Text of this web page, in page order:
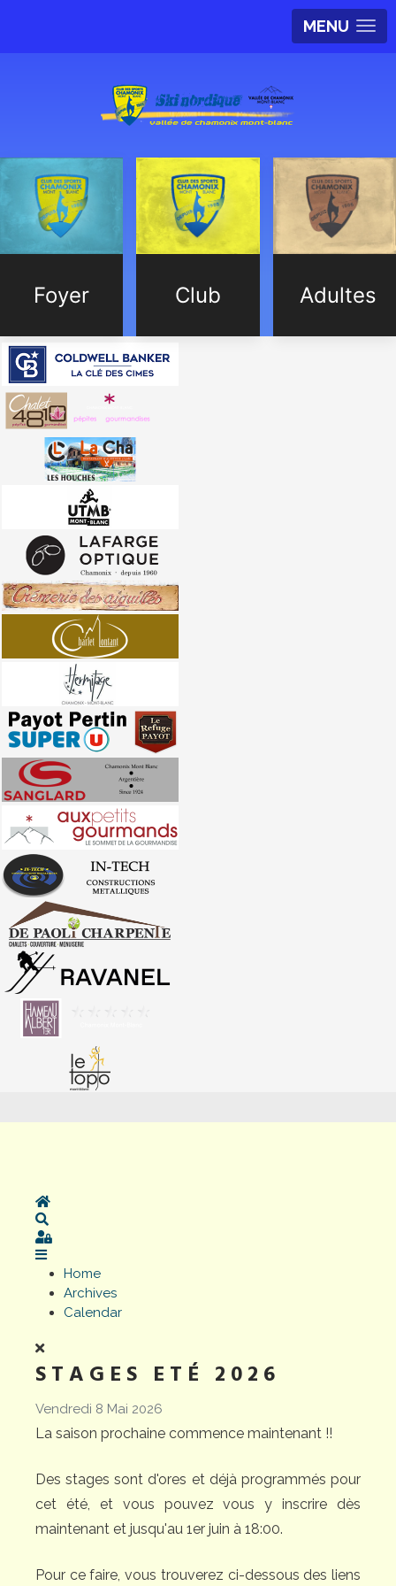
MENU
Foyer Club Adultes
Home
Sign In
Home
Archives
Calendar
STAGES ETÉ 2026
Vendredi 8 Mai 2026
La saison prochaine commence maintenant !!
Des stages sont d'ores et déjà programmés pour
cet été, et vous pouvez vous y inscrire dès
maintenant et jusqu'au 1er juin à 18:00.
Pour ce faire, vous trouverez ci-dessous des liens